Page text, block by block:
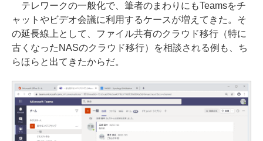
テレワークの一般化で、筆者のまわりにもTeamsをチ
ャットやビデオ会議に利用するケースが増えてきた。そ
の延長線上として、ファイル共有のクラウド移行（特に
古くなったNASのクラウド移行）を相談される例も、ち
らほらと出てきたからだ。